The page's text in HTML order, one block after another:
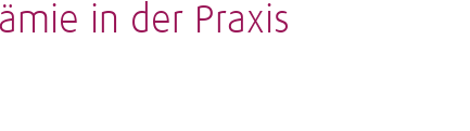
in der Praxis